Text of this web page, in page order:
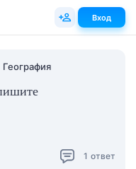
География
1 ответ
Вход